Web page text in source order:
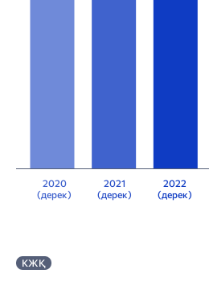
2020
(дерек)
2021
(дерек)
2022
(дерек)
КЖҚ